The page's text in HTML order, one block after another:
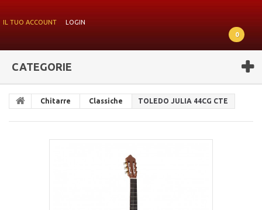
IL TUO ACCOUNT
LOGIN
0
CATEGORIE
Chitarre Classiche TOLEDO JULIA 44CG CTE